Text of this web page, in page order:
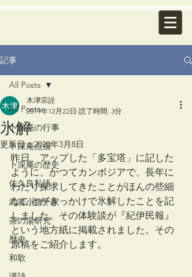
記事
All Posts
卜深庵の行事
卜深庵点描
卜深庵の歴史
佐久良私語
武者小路千家
茶の湯研究
歴史
和歌
All Posts
氷解
木津宗詮
2019年12月22日 読了時間: 3分
更新日：2020年3月8日
昨日、アップした「多宝塔」に記した
ように、かつてカンボジアで、長年に
わたり探求してきたことがほんの些細
なことがきっかけで氷解したことを記
しました。その体験談が『紀伊民報』
という地方紙に掲載されました。その
原稿をご紹介します。